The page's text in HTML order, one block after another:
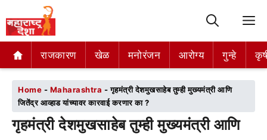
राजकारण खेळ मनोरंजन आरोग्य गुन्हे
राजकारण खेळ मनोरंजन आरोग्य गुन्हे
Home - Maharashtra -गृहमंत्री देशमुखसाहेब तुम्ही मुख्यमंत्री आणि
जितेंद्र आव्हाड यांच्यावर कारवाई करणार का ?
गृहमंत्री देशमुखसाहेब तुम्ही मुख्यमंत्री आणि